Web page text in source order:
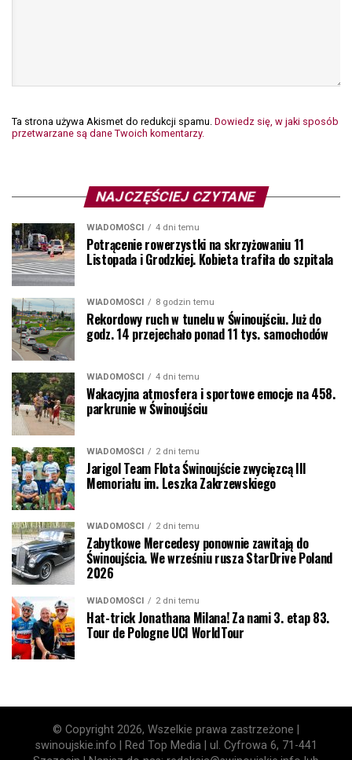
Ta strona używa Akismet do redukcji spamu. Dowiedz się, w jaki sposób
przetwarzane są dane Twoich komentarzy.
NAJCZĘŚCIEJ CZYTANE
WIADOMOŚCI 4 dni temu
Potrącenie rowerzystki na skrzyżowaniu 11
Listopada i Grodzkiej. Kobieta trafiła do szpitala
WIADOMOŚCI 8 godzin temu
Rekordowy ruch w tunelu w Świnoujściu. Już do
godz. 14 przejechało ponad 11 tys. samochodów
WIADOMOŚCI 4 dni temu
Wakacyjna atmosfera i sportowe emocje na 458.
parkrunie w Świnoujściu
WIADOMOŚCI 2 dni temu
Jarigol Team Flota Świnoujście zwycięzcą III
Memoriału im. Leszka Zakrzewskiego
WIADOMOŚCI 2 dni temu
Zabytkowe Mercedesy ponownie zawitają do
Świnoujścia. We wrześniu rusza StarDrive Poland
2026
WIADOMOŚCI 2 dni temu
Hat-trick Jonathana Milana! Za nami 3. etap 83.
Tour de Pologne UCI WorldTour
© Copyright 2026, Wszelkie prawa zastrzeżone |
swinoujskie.info | Red Top Media | ul. Cyfrowa 6, 71-441